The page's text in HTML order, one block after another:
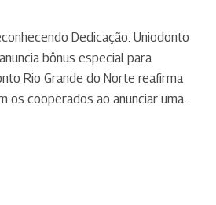
Dedicação: Uniodonto
bônus especial para
Rio Grande do Norte reafirma
os cooperados ao anunciar uma…